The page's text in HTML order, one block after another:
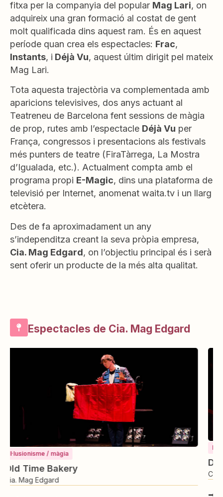
fitxa per la companyia del popular Mag Lari, on
adquireix una gran formació al costat de gent
molt qualificada dins aquest ram. És en aquest
període quan crea els espectacles: Frac,
Instants, i Déjà Vu, aquest últim dirigit pel mateix
Mag Lari.
Tota aquesta trajectòria va complementada amb
aparicions televisives, dos anys actuant al
Teatreneu de Barcelona fent sessions de màgia
de prop, rutes amb l’espectacle Déjà Vu per
França, congressos i presentacions als festivals
més punters de teatre (FiraTàrrega, La Mostra
d’Igualada, etc.). Actualment compta amb el
programa propi E-Magic, dins una plataforma de
televisió per Internet, anomenat waita.tv i un llarg
etcètera.
Des de fa aproximadament un any
s’independitza creant la seva pròpia empresa,
Cia. Mag Edgard, on l’objectiu principal és i serà
sent oferir un producte de la més alta qualitat.
Espectacles de Cia. Mag Edgard
Il·lusionisme / màgia
Déjà Vu
Cia. Mag Edgard